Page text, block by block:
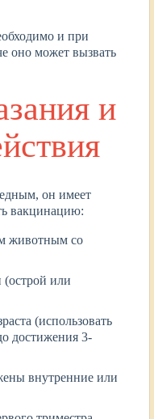
и при
оно может вызвать
и
он имеет
вакцинацию:
животным со
(острой или
(использовать
достижения 3-
внутренние или